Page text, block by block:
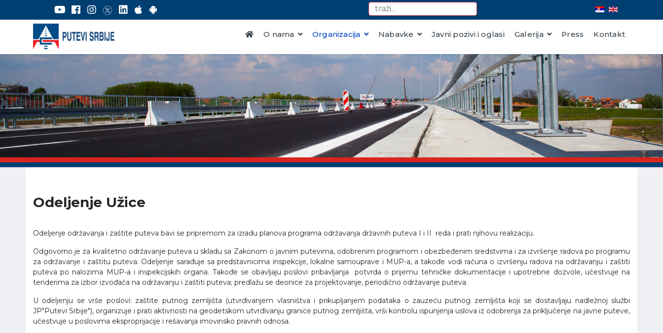
O nama Organizacija Nabavke Javni pozivi i oglasi Galerija Press Kontakt
Odeljenje Užice
Odeljenje održavanja i zaštite puteva bavi se pripremom za izradu planova programa održavanja državnih puteva I i II reda i prati njihovu realizaciju.
Odgovorno je za kvalitetno održavanje puteva u skladu sa Zakonom o javnim putevima, odobrenim programom i obezbeđenim sredstvima i za izvršenje radova po programu
za održavanje i zaštitu puteva. Odeljenje sarađuje sa predstavnicima inspekcije, lokalne samouprave i MUP-a, a takođe vodi računa o izvršenju radova na održavanju i zaštiti
puteva po nalozima MUP-a i inspekcijskih organa. Takođe se obavljaju poslovi pribavljanja potvrda o prijemu tehničke dokumentacije i upotrebne dozvole, učestvuje na
tenderima za izbor izvođača na održavanju i zaštiti puteva; predlažu se deonice za projektovanje, periodično održavanje puteva.
U odeljenju se vrše poslovi: zaštite putnog zemljišta (utvrđivanjem vlasništva i prikupljanjem podataka o zauzeću putnog zemljišta koji se dostavljaju nadležnoj službi
JP"Putevi Srbije"), organizuje i prati aktivnosti na geodetskom utvrđivanju granice putnog zemljišta, vrši kontrolu ispunjenja uslova iz odobrenja za priključenje na javne puteve,
učestvuje u poslovima eksproprijacije i rešavanja imovinsko pravnih odnosa.